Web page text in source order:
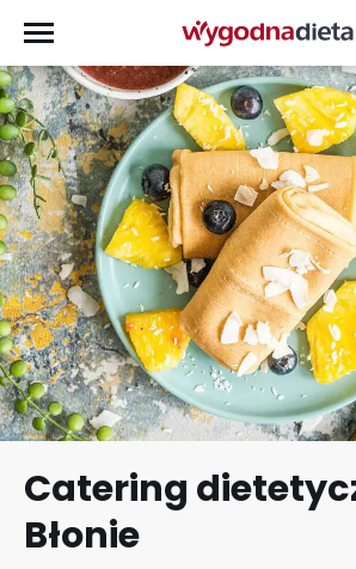
Catering
Błonie